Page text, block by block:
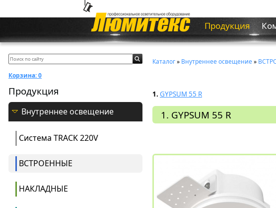
Продукция
Корзина:0
Продукция
Внутреннее освещение
Система ТRACK 220V
ВСТРОЕННЫЕ
НАКЛАДНЫЕ
Каталог» Внутреннее освещение»
1. GYPSUM 55 R
1. GYPSUM 55 R